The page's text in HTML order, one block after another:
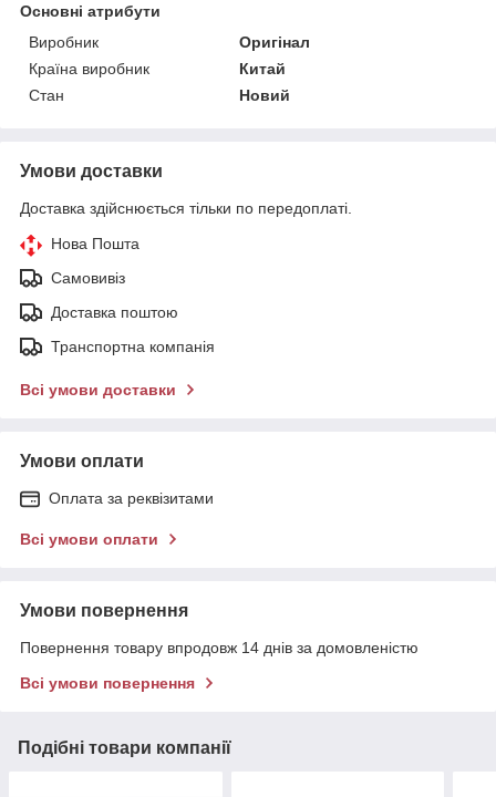
Основні атрибути
Виробник
Оригінал
Країна виробник
Китай
Стан
Новий
Умови доставки
Доставка здійснюється тільки по передоплаті.
Нова Пошта
Самовивіз
Доставка поштою
Транспортна компанія
Всі умови доставки
Умови оплати
Оплата за реквізитами
Всі умови оплати
Умови повернення
Повернення товару впродовж 14 днів за домовленістю
Всі умови повернення
Подібні товари компанії